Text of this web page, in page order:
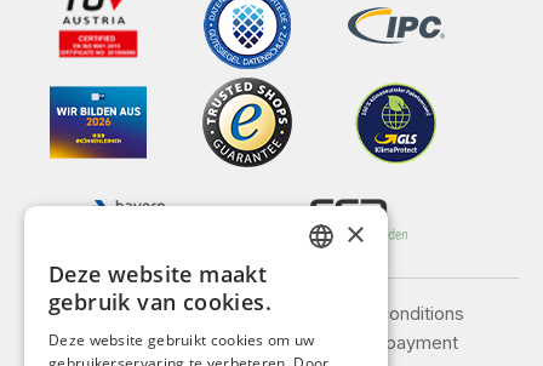
Legal notice
General terms and conditions
Privacy policy
Shipping and payment
×
Deze website maakt
gebruik van cookies.
Deze website gebruikt cookies om uw